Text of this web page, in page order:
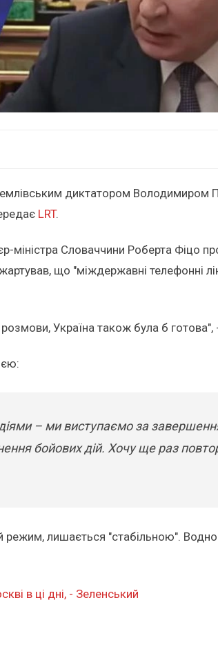
диктатором Володимиром
LRT.
Словаччини Роберта Фіцо
що "міждержавні телефонні
Україна також була б
– ми виступаємо за
бойових дій. Хочу ще раз
режим, лишається "стабільною".
в ці дні, - Зеленський